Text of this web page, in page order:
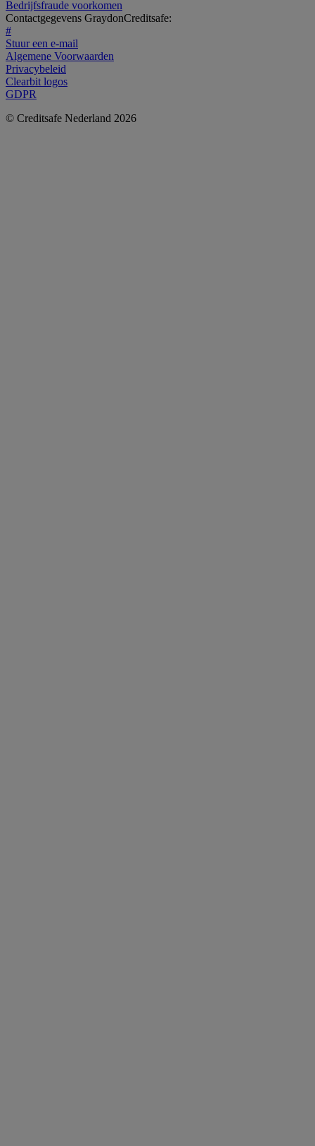
Bedrijfsfraude voorkomen
Contactgegevens GraydonCreditsafe:
#
Stuur een e-mail
Algemene Voorwaarden
Privacybeleid
Clearbit logos
GDPR
© Creditsafe Nederland 2026